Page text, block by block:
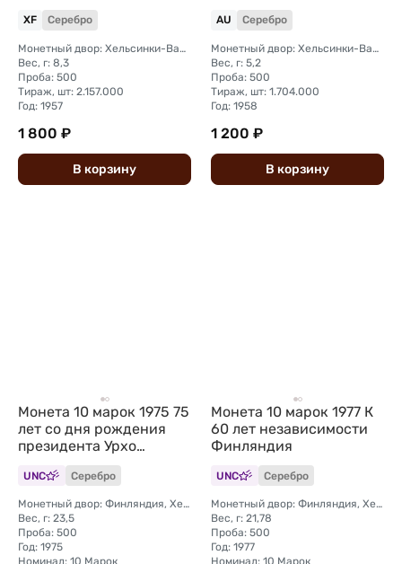
XF Серебро
Монетный двор: Хельсинки-Вантаа
Вес, г: 8,3
Проба: 500
Тираж, шт: 2.157.000
Год: 1957
1 800 ₽
В корзину
AU Серебро
Монетный двор: Хельсинки-Вантаа
Вес, г: 5,2
Проба: 500
Тираж, шт: 1.704.000
Год: 1958
1 200 ₽
В корзину
Монета 10 марок 1975 75
лет со дня рождения
президента Урхо
Кекконен Финляндия
UNC Серебро
Монетный двор: Финляндия, Хельсинки-Вантаа
Вес, г: 23,5
Проба: 500
Год: 1975
Монета 10 марок 1977 К
60 лет независимости
Финляндия
UNC Серебро
Монетный двор: Финляндия, Хельсинки-Вантаа
Вес, г: 21,78
Проба: 500
Год: 1977